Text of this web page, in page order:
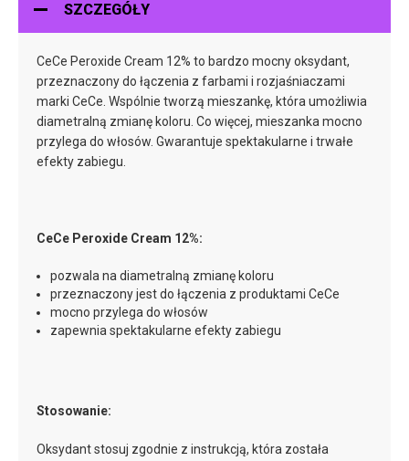
SZCZEGÓŁY
CeCe Peroxide Cream 12% to bardzo mocny oksydant,
przeznaczony do łączenia z farbami i rozjaśniaczami
marki CeCe. Wspólnie tworzą mieszankę, która umożliwia
diametralną zmianę koloru. Co więcej, mieszanka mocno
przylega do włosów. Gwarantuje spektakularne i trwałe
efekty zabiegu.
CeCe Peroxide Cream 12%:
pozwala na diametralną zmianę koloru
przeznaczony jest do łączenia z produktami CeCe
mocno przylega do włosów
zapewnia spektakularne efekty zabiegu
Stosowanie:
Oksydant stosuj zgodnie z instrukcją, która została